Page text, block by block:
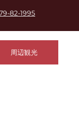
82-1995
周辺観光